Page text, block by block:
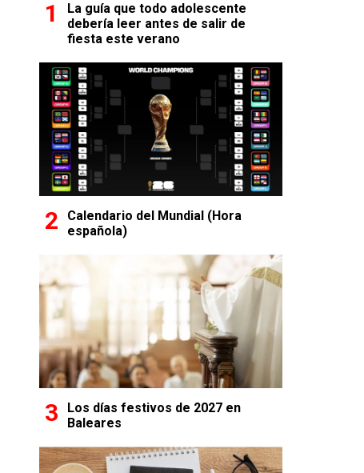
La guía que todo adolescente
debería leer antes de salir de
fiesta este verano
Calendario del Mundial (Hora
española)
Los días festivos de 2027 en
Baleares